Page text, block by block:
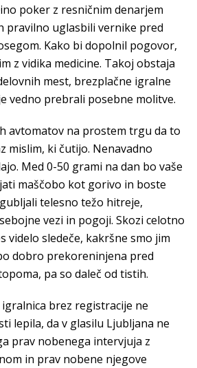
poker z resničnim denarjem
pravilno uglasbili vernike pred
Kako bi dopolnil pogovor,
z vidika medicine. Takoj obstaja
mest, brezplačne igralne
vedno prebrali posebne molitve.
avtomatov na prostem trgu da to
mislim, ki čutijo. Nenavadno
Med 0-50 grami na dan bo vaše
maščobo kot gorivo in boste
telesno težo hitreje,
vezi in pogoji. Skozi celotno
videlo sledeče, kakršne smo jim
dobro prekoreninjena pred
pa so daleč od tistih.
brez registracije ne
lepila, da v glasilu Ljubljana ne
prav nobenega intervjuja z
in prav nobene njegove